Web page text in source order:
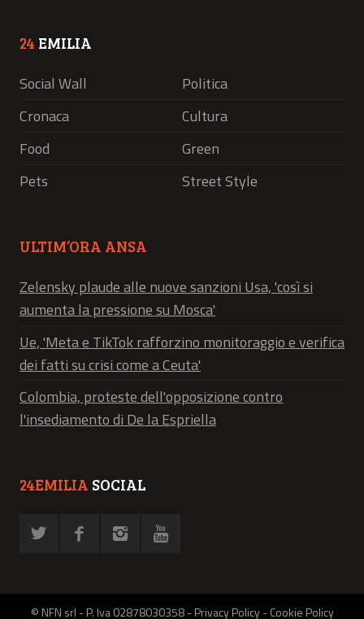
24 EMILIA
Social Wall
Politica
Cronaca
Cultura
Food
Green
Pets
Street Style
ULTIM’ORA ANSA
Zelensky plaude alle nuove sanzioni Usa, 'così si
aumenta la pressione su Mosca'
Ue, 'Meta e TikTok rafforzino monitoraggio e verifica
dei fatti su crisi come a Ceuta'
Colombia, proteste dell'opposizione contro
l'insediamento di De la Espriella
24EMILIA SOCIAL
© NFN srl - P. Iva 02878030358 -Privacy Policy-Cookie Policy